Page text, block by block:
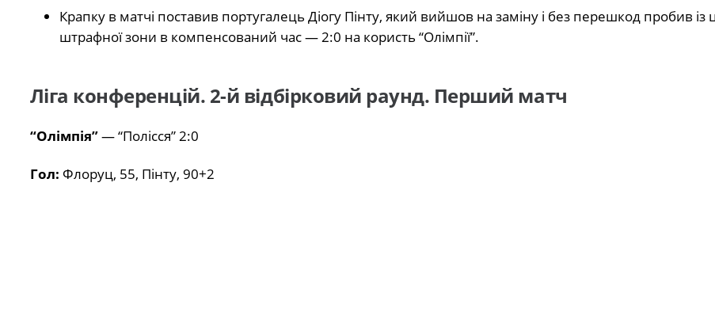
Крапку в матчі поставив португалець Діогу Пінту, який вийшов на заміну і без перешкод пробив із
штрафної зони в компенсований час — 2:0 на користь “Олімпії”.
Ліга конференцій. 2-й відбірковий раунд. Перший матч
“Олімпія”— “Полісся” 2:0
Гол: Флоруц, 55, Пінту, 90+2